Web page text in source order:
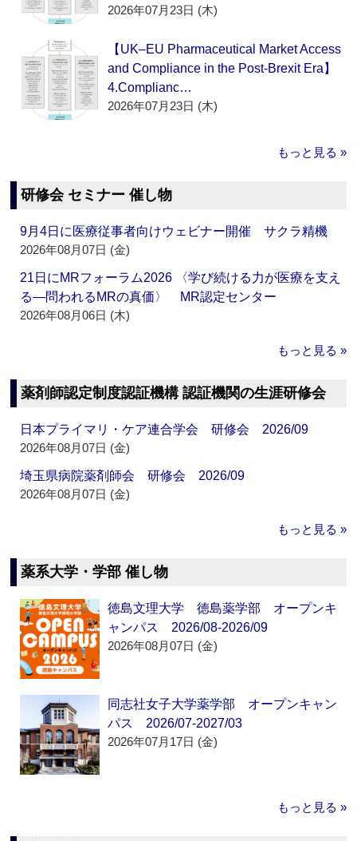
2026年07月23日 (木)
【UK–EU Pharmaceutical Market Access
and Compliance in the Post-Brexit Era】
4.Complianc…
2026年07月23日 (木)
もっと見る »
研修会 セミナー 催し物
9月4日に医療従事者向けウェビナー開催 サクラ精機
2026年08月07日 (金)
21日にMRフォーラム2026 〈学び続ける力が医療を支え
る―問われるMRの真価〉 MR認定センター
2026年08月06日 (木)
もっと見る »
薬剤師認定制度認証機構 認証機関の生涯研修会
日本プライマリ・ケア連合学会 研修会 2026/09
2026年08月07日 (金)
埼玉県病院薬剤師会 研修会 2026/09
2026年08月07日 (金)
もっと見る »
薬系大学・学部 催し物
徳島文理大学 徳島薬学部 オープンキ
ャンパス 2026/08-2026/09
2026年08月07日 (金)
同志社女子大学薬学部 オープンキャン
パス 2026/07-2027/03
2026年07月17日 (金)
もっと見る »